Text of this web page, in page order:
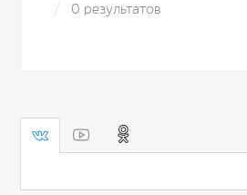
0 результатов